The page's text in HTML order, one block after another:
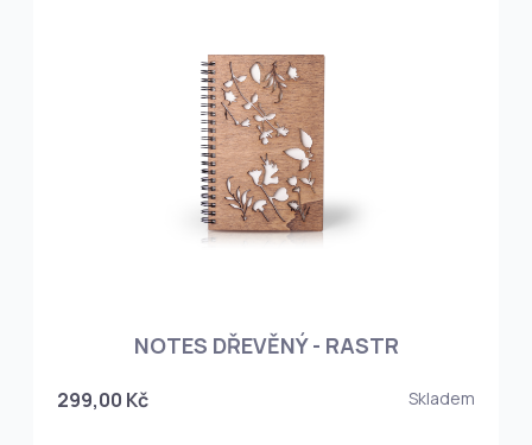
NOTES DŘEVĚNÝ - RASTR
299,00 Kč Skladem